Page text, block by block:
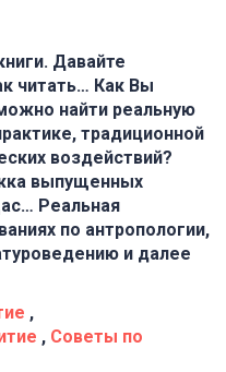
Давайте
читать… Как Вы
найти реальную
традиционной
воздействий?
выпущенных
Реальная
по антропологии,
и далее
,
, Советы по